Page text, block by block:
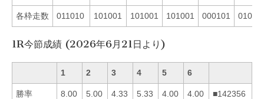
各枠走数 011010 101001 101001 101001 000101
1R今節成績 (2026年6月21日より)
1 2 3 4 5 6
勝率 8.00 5.00 4.33 5.33 4.00 4.00 ■142356